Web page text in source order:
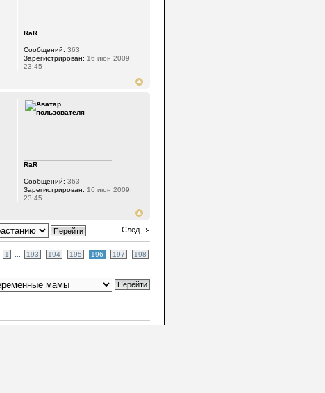
RaR
Сообщений: 363
Зарегистрирован: 16 июн 2009,
23:45
RaR
Сообщений: 363
Зарегистрирован: 16 июн 2009,
23:45
След.
1 193 194 195 196 197 198